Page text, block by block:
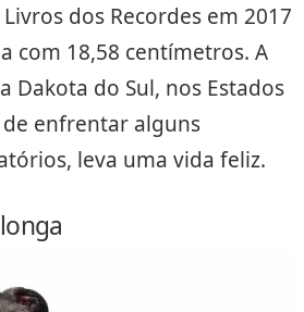
dos Recordes em 2017
com 18,58 centímetros. A
Dakota do Sul, nos Estados
enfrentar alguns
leva uma vida feliz.